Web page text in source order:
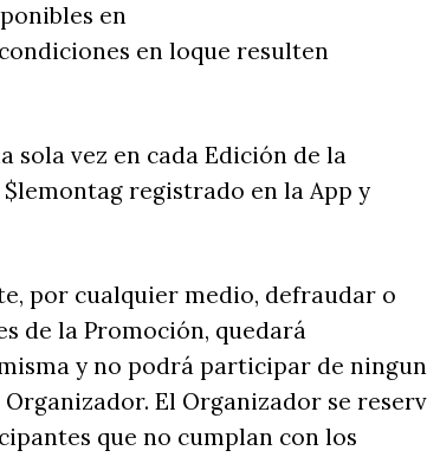
en
en loque resulten
sola vez en cada Edición de la
registrado en la App y
por cualquier medio, defraudar o
de la Promoción, quedará
y no podrá participar de
El Organizador se
que no cumplan con los